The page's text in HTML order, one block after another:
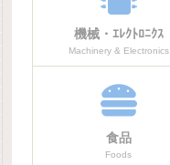
機械・ｴﾚｸﾄﾛﾆｸｽ
Machinery & Electronics
食品
Foods